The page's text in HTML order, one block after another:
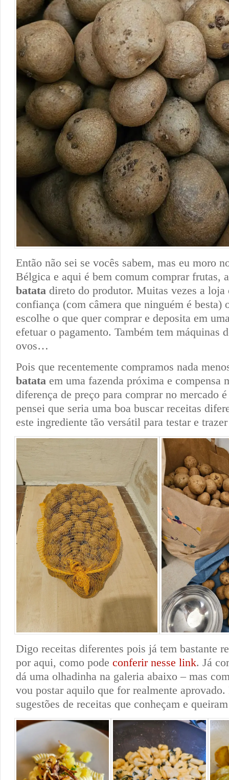
Então não sei se vocês sabem, mas eu moro
Bélgica e aqui é bem comum comprar frutas,
batata direto do produtor. Muitas vezes a loja
confiança (com câmera que ninguém é besta)
escolhe o que quer comprar e deposita em
efetuar o pagamento. Também tem máquinas
ovos…
Pois que recentemente compramos nada
batata em uma fazenda próxima e compensa
diferença de preço para comprar no mercado
pensei que seria uma boa buscar receitas
este ingrediente tão versátil para testar e
Digo receitas diferentes pois já tem bastante
por aqui, como pode conferir nesse link. Já
dá uma olhadinha na galeria abaixo – mas
vou postar aquilo que for realmente aprovado.
sugestões de receitas que conheçam e